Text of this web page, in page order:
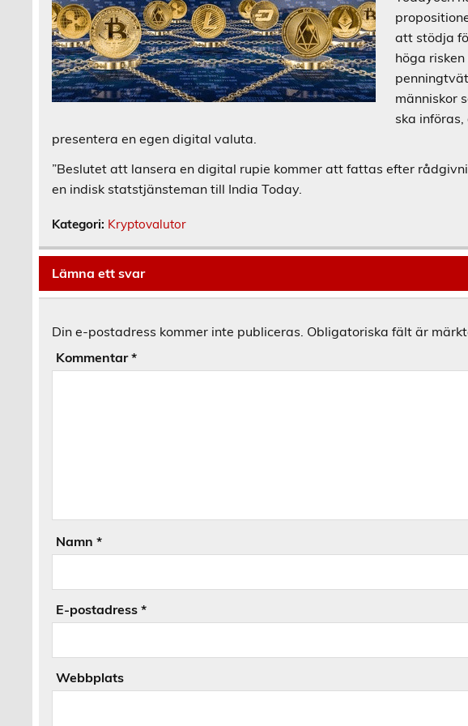
att stödja
höga
människor
ska
presentera en egen digital valuta.
”Beslutet att lansera en digital rupie kommer att fattas efter
en indisk statstjänsteman till India Today.
Kategori: Kryptovalutor
Lämna ett svar
Din e-postadress kommer inte publiceras. Obligatoriska fält är
Kommentar*
Namn*
E-postadress*
Webbplats